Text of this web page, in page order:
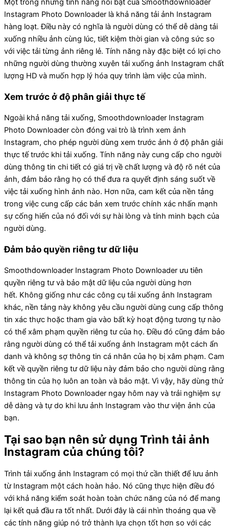
Một trong những tính năng nổi bật của Smoothdownloader
Instagram Photo Downloader là khả năng tải ảnh Instagram
hàng loạt. Điều này có nghĩa là người dùng có thể dễ dàng tải
xuống nhiều ảnh cùng lúc, tiết kiệm thời gian và công sức so
với việc tải từng ảnh riêng lẻ. Tính năng này đặc biệt có lợi cho
những người dùng thường xuyên tải xuống ảnh Instagram chất
lượng HD và muốn hợp lý hóa quy trình làm việc của mình.
Xem trước ở độ phân giải thực tế
Ngoài khả năng tải xuống, Smoothdownloader Instagram
Photo Downloader còn đóng vai trò là trình xem ảnh
Instagram, cho phép người dùng xem trước ảnh ở độ phân giải
thực tế trước khi tải xuống. Tính năng này cung cấp cho người
dùng thông tin chi tiết có giá trị về chất lượng và độ rõ nét của
ảnh, đảm bảo rằng họ có thể đưa ra quyết định sáng suốt về
việc tải xuống hình ảnh nào. Hơn nữa, cam kết của nền tảng
trong việc cung cấp các bản xem trước chính xác nhấn mạnh
sự cống hiến của nó đối với sự hài lòng và tính minh bạch của
người dùng.
Đảm bảo quyền riêng tư dữ liệu
Smoothdownloader Instagram Photo Downloader ưu tiên
quyền riêng tư và bảo mật dữ liệu của người dùng hơn
hết. Không giống như các công cụ tải xuống ảnh Instagram
khác, nền tảng này không yêu cầu người dùng cung cấp thông
tin xác thực hoặc tham gia vào bất kỳ hoạt động tương tự nào
có thể xâm phạm quyền riêng tư của họ. Điều đó cũng đảm bảo
rằng người dùng có thể tải xuống ảnh Instagram một cách ẩn
danh và không sợ thông tin cá nhân của họ bị xâm phạm. Cam
kết về quyền riêng tư dữ liệu này đảm bảo cho người dùng rằng
thông tin của họ luôn an toàn và bảo mật. Vì vậy, hãy dùng thử
Instagram Photo Downloader ngay hôm nay và trải nghiệm sự
dễ dàng và tự do khi lưu ảnh Instagram vào thư viện ảnh của
bạn.
Tại sao bạn nên sử dụng Trình tải ảnh
Instagram của chúng tôi?
Trình tải xuống ảnh Instagram có mọi thứ cần thiết để lưu ảnh
từ Instagram một cách hoàn hảo. Nó cũng thực hiện điều đó
với khả năng kiểm soát hoàn toàn chức năng của nó để mang
lại kết quả đầu ra tốt nhất. Dưới đây là cái nhìn thoáng qua về
các tính năng giúp nó trở thành lựa chọn tốt hơn so với các